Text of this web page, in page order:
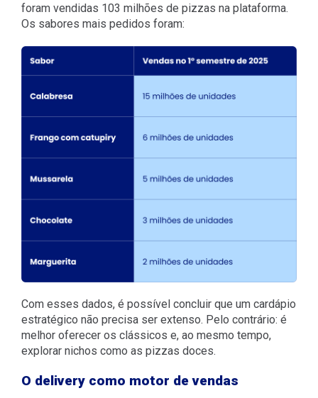
foram vendidas 103 milhões de pizzas na plataforma.
Os sabores mais pedidos foram:
Com esses dados, é possível concluir que um cardápio
estratégico não precisa ser extenso. Pelo contrário: é
melhor oferecer os clássicos e, ao mesmo tempo,
explorar nichos como as pizzas doces.
O delivery como motor de vendas